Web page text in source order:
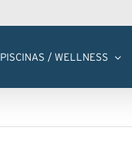
PISCINAS / WELLNESS